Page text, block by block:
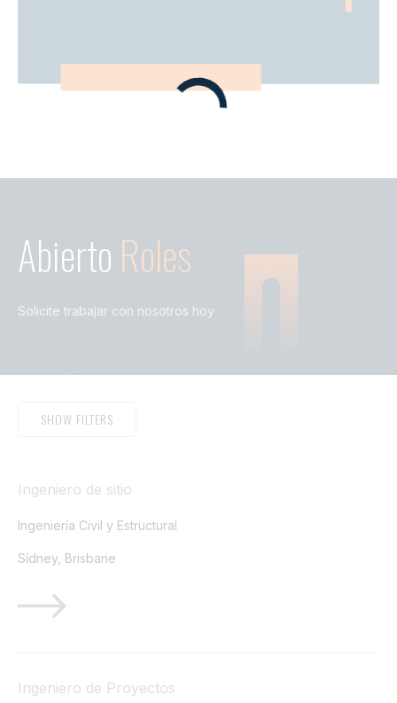
AbiertoRoles
Solicite trabajar con nosotros hoy
Búsqueda de trabajo
Buscar contenido
Categoría de Trabajo
Seleccionar contenido
Ubicación
Ingeniero de sitio
Ingeniería Civil y Estructural
Sídney, Brisbane
Ingeniero de Proyectos